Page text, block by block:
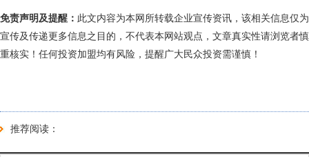
免责声明及提醒： 此文内容为本网所转载企业宣传资讯，该相关信息仅为
宣传及传递更多信息之目的，不代表本网站观点，文章真实性请浏览者慎
重核实！任何投资加盟均有风险，提醒广大民众投资需谨慎！
推荐阅读：